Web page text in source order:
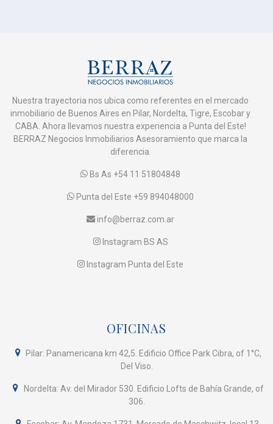
Nuestra trayectoria nos ubica como referentes en el mercado
inmobiliario de Buenos Aires en Pilar, Nordelta, Tigre, Escobar y
CABA. Ahora llevamos nuestra experiencia a Punta del Este!
BERRAZ Negocios Inmobiliarios Asesoramiento que marca la
diferencia.
Bs As +54 11 51804848
Punta del Este +59 894048000
info@berraz.com.ar
Instagram BS AS
Instagram Punta del Este
OFICINAS
Pilar: Panamericana km 42,5. Edificio Office Park Cibra, of 1°C,
Del Viso.
Nordelta: Av. del Mirador 530. Edificio Lofts de Bahía Grande, of
306.